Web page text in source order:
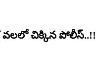
వలలో చిక్కిన పోలీస్..!!